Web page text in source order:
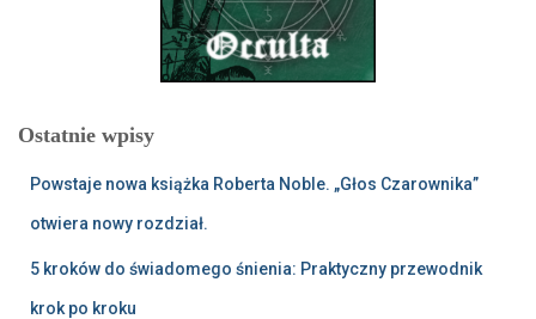
Ostatnie wpisy
Powstaje nowa książka Roberta Noble. „Głos Czarownika”
otwiera nowy rozdział.
5 kroków do świadomego śnienia: Praktyczny przewodnik
krok po kroku